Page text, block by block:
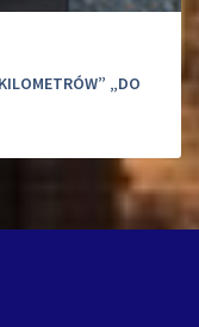
„DO